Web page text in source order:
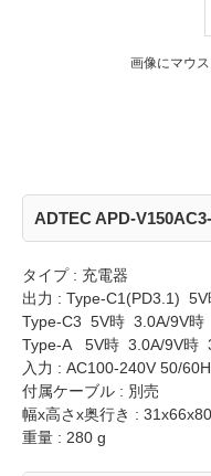
画像にマウ
ADTEC APD-
タイプ : 充電器
出力 : Type-C1(PD3.1) 5V
Type-C3 5V時 3.0A/9V時
Type-A 5V時 3.0A/9V時
入力 : AC100-240V 50/
付属ケーブル : 別売
幅x高さx奥行き :
重量 : 280 g